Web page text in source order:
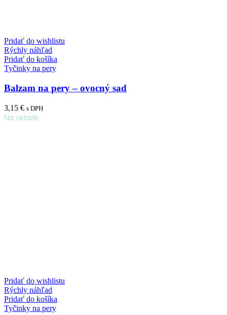
Pridať do wishlistu
Rýchly náhľad
Pridať do košíka
Tyčinky na pery
Balzam na pery – ovocný sad
3,15 € s DPH
Na sklade
Pridať do wishlistu
Rýchly náhľad
Pridať do košíka
Tyčinky na pery